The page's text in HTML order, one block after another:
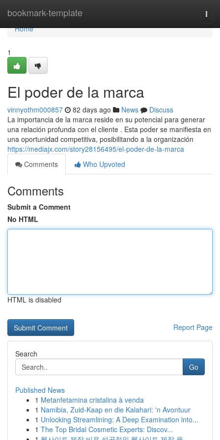
bookmark-template
Home
Home
1
El poder de la marca
vinnyothm000857 82 days ago News
Discuss
La importancia de la marca reside en su potencial para generar
una relación profunda con el cliente . Esta poder se manifiesta en
una oportunidad competitiva, posibilitando a la organización
https://mediajx.com/story28156495/el-poder-de-la-marca
Comments
Who Upvoted
Comments
Submit a Comment
No HTML
HTML is disabled
Report Page
Search
Go
Published News
1 Metanfetamina cristalina à venda
1 Namibia, Zuid-Kaap en die Kalahari: 'n Avontuur
1 Unlocking Streamlining: A Deep Examination into...
1 The Top Bridal Cosmetic Experts: Discov...